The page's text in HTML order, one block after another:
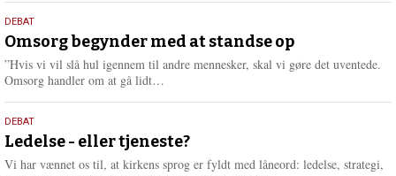
e
r
e
9.
juli
2026
DEBAT
Omsorg begynder med at standse op
”Hvis vi vil slå hul igennem til andre mennesker, skal vi gøre det uventede.
Omsorg handler om at gå lidt…
e
r
10.
juni
2026
DEBAT
Ledelse - eller tjeneste?
Vi har vænnet os til, at kirkens sprog er fyldt med låneord: ledelse, strategi,